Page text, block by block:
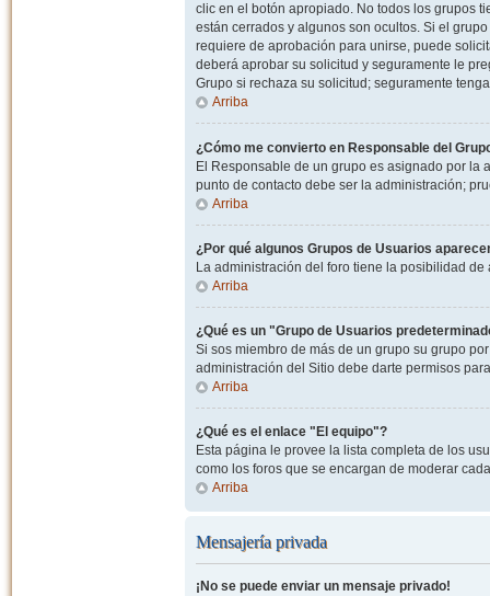
clic en el botón apropiado. No todos los grupos
están cerrados y algunos son ocultos. Si el
requiere de aprobación para unirse, puede
deberá aprobar su solicitud y seguramente le
Grupo si rechaza su solicitud; seguramente
Arriba
¿Cómo me convierto en Responsable del
El Responsable de un grupo es asignado por la
punto de contacto debe ser la administración;
Arriba
¿Por qué algunos Grupos de Usuarios
La administración del foro tiene la posibilidad
Arriba
¿Qué es un "Grupo de Usuarios
Si sos miembro de más de un grupo su grupo
administración del Sitio debe darte permisos
Arriba
¿Qué es el enlace "El equipo"?
Esta página le provee la lista completa de los
como los foros que se encargan de moderar
Arriba
Mensajería privada
¡No se puede enviar un mensaje privado!